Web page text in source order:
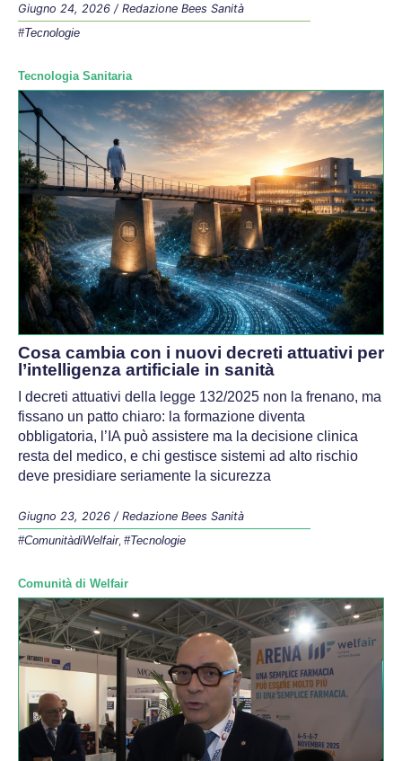
Giugno 24, 2026 / Redazione Bees Sanità
#Tecnologie
Tecnologia Sanitaria
Cosa cambia con i nuovi decreti attuativi per
l’intelligenza artificiale in sanità
I decreti attuativi della legge 132/2025 non la frenano, ma
fissano un patto chiaro: la formazione diventa
obbligatoria, l’IA può assistere ma la decisione clinica
resta del medico, e chi gestisce sistemi ad alto rischio
deve presidiare seriamente la sicurezza
Giugno 23, 2026 / Redazione Bees Sanità
#ComunitàdiWelfair, #Tecnologie
Comunità di Welfair